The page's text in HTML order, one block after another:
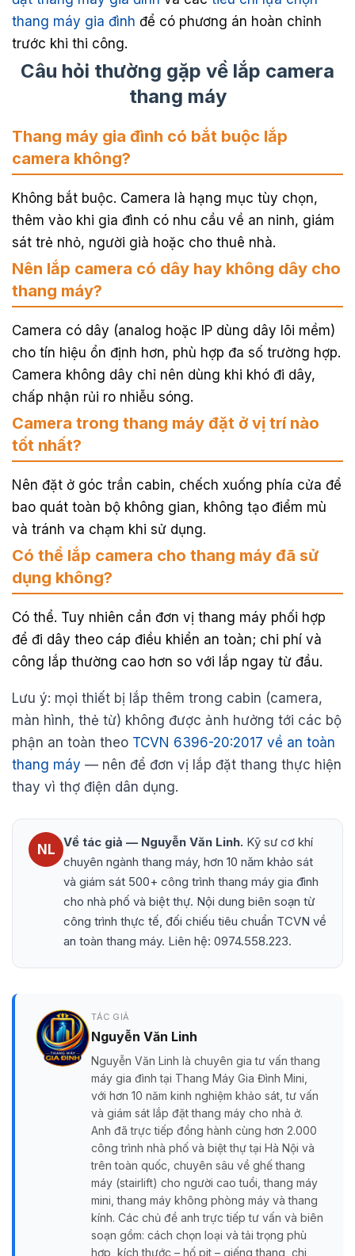
thang máy gia đình để có phương án hoàn chỉnh
trước khi thi công.
Câu hỏi thường gặp về lắp camera
thang máy
Thang máy gia đình có bắt buộc lắp
camera không?
Không bắt buộc. Camera là hạng mục tùy chọn,
thêm vào khi gia đình có nhu cầu về an ninh, giám
sát trẻ nhỏ, người già hoặc cho thuê nhà.
Nên lắp camera có dây hay không dây cho
thang máy?
Camera có dây (analog hoặc IP dùng dây lõi mềm)
cho tín hiệu ổn định hơn, phù hợp đa số trường hợp.
Camera không dây chỉ nên dùng khi khó đi dây,
chấp nhận rủi ro nhiễu sóng.
Camera trong thang máy đặt ở vị trí nào
tốt nhất?
Nên đặt ở góc trần cabin, chếch xuống phía cửa để
bao quát toàn bộ không gian, không tạo điểm mù
và tránh va chạm khi sử dụng.
Có thể lắp camera cho thang máy đã sử
dụng không?
Có thể. Tuy nhiên cần đơn vị thang máy phối hợp
để đi dây theo cáp điều khiển an toàn; chi phí và
công lắp thường cao hơn so với lắp ngay từ đầu.
Lưu ý: mọi thiết bị lắp thêm trong cabin (camera,
màn hình, thẻ từ) không được ảnh hưởng tới các bộ
phận an toàn theo TCVN 6396-20:2017 về an toàn
thang máy — nên để đơn vị lắp đặt thang thực hiện
thay vì thợ điện dân dụng.
NL Về tác giả — Nguyễn Văn Linh. Kỹ sư cơ khí
chuyên ngành thang máy, hơn 10 năm khảo sát
và giám sát 500+ công trình thang máy gia đình
cho nhà phố và biệt thự. Nội dung biên soạn từ
công trình thực tế, đối chiếu tiêu chuẩn TCVN về
an toàn thang máy. Liên hệ: 0974.558.223.
TÁC GIẢ
Nguyễn Văn Linh
Nguyễn Văn Linh là chuyên gia tư vấn thang
máy gia đình tại Thang Máy Gia Đình Mini,
với hơn 10 năm kinh nghiệm khảo sát, tư vấn
và giám sát lắp đặt thang máy cho nhà ở.
Anh đã trực tiếp đồng hành cùng hơn 2.000
công trình nhà phố và biệt thự tại Hà Nội và
trên toàn quốc, chuyên sâu về ghế thang
máy (stairlift) cho người cao tuổi, thang máy
mini, thang máy không phòng máy và thang
kính. Các chủ đề anh trực tiếp tư vấn và biên
soạn gồm: cách chọn loại và tải trọng phù
hợp, kích thước – hố pit – giếng thang, chi